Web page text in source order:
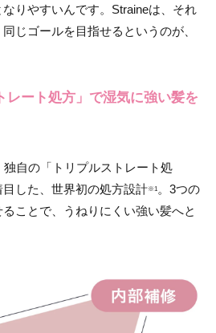
りやすいんです。Straineは、それ
じゴールを目指せるというのが、
レート処方」で湿気に強い髪を
自の「トリプルストレート処
した、世界初の処方設計※1 。3つの
ことで、うねりにくい強い髪へと